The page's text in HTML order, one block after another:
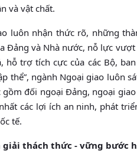
và vật chất.
luôn nhận thức rõ, những
Đảng và Nhà nước, nỗ lực
hỗ trợ tích cực của các Bộ,
thể”, ngành Ngoại giao luôn
đối ngoại Đảng, ngoại
các lợi ích an ninh, phát
tế.
giải thách thức - vững bước